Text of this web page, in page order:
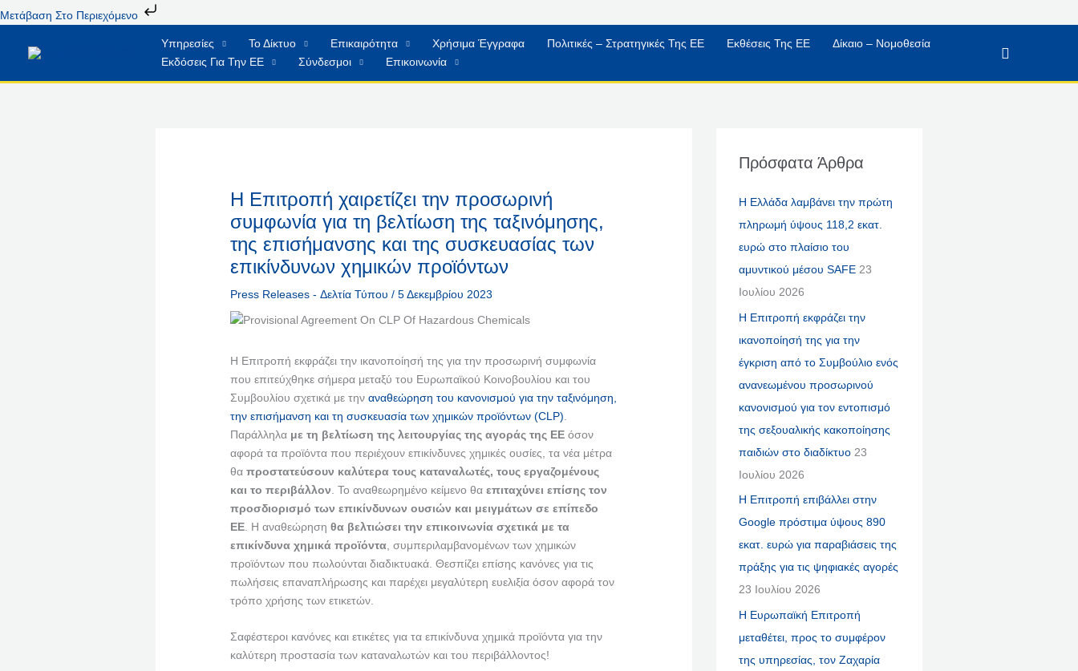
Μετάβαση Στο Περιεχόμενο
Στο
Περιεχόμενο
Υπηρεσίες Το Δίκτυο Επικαιρότητα Χρήσιμα Έγγραφα Πολιτικές – Στρατηγικές Της ΕΕ Εκθέσεις Της ΕΕ
Δίκαιο – Νομοθεσία
Εκδόσεις Για Την ΕΕ
Σύνδεσμοι Επικοινωνία
Αναζήτηση
Η Επιτροπή χαιρετίζει την προσωρινή
συμφωνία για τη βελτίωση της ταξινόμησης,
της επισήμανσης και της συσκευασίας των
επικίνδυνων χημικών προϊόντων
Press Releases - Δελτία Τύπου / 5 Δεκεμβρίου 2023
Η Επιτροπή εκφράζει την ικανοποίησή της για την προσωρινή συμφωνία
που επιτεύχθηκε σήμερα μεταξύ του Ευρωπαϊκού Κοινοβουλίου και του
Συμβουλίου σχετικά με την αναθεώρηση του κανονισμού για την ταξινόμηση,
την επισήμανση και τη συσκευασία των χημικών προϊόντων (CLP)
Παράλληλα με τη βελτίωση της λειτουργίας της αγοράς της ΕΕ όσον
αφορά τα προϊόντα που περιέχουν επικίνδυνες χημικές ουσίες, τα νέα μέτρα
θα προστατεύσουν καλύτερα τους καταναλωτές, τους εργαζομένους
και το περιβάλλον . Το αναθεωρημένο κείμενο θα επιταχύνει επίσης τον
προσδιορισμό των επικίνδυνων ουσιών και μειγμάτων σε επίπεδο
ΕΕ. Η αναθεώρηση θα βελτιώσει την επικοινωνία σχετικά με τα
επικίνδυνα χημικά προϊόντα, συμπεριλαμβανομένων των χημικών
προϊόντων που πωλούνται διαδικτυακά. Θεσπίζει επίσης κανόνες για τις
πωλήσεις επαναπλήρωσης και παρέχει μεγαλύτερη ευελιξία όσον αφορά τον
τρόπο χρήσης των ετικετών.
Σαφέστεροι κανόνες και ετικέτες για τα επικίνδυνα χημικά προϊόντα για την
καλύτερη προστασία των καταναλωτών και του περιβάλλοντος!
Πρόσφατα Άρθρα
Η Ελλάδα λαμβάνει την πρώτη
πληρωμή ύψους 118,2 εκατ.
ευρώ στο πλαίσιο του
αμυντικού μέσου SAFE 23
Ιουλίου 2026
Η Επιτροπή εκφράζει την
ικανοποίησή της για την
έγκριση από το Συμβούλιο ενός
ανανεωμένου προσωρινού
κανονισμού για τον εντοπισμό
της σεξουαλικής κακοποίησης
παιδιών στο διαδίκτυο 23
Ιουλίου 2026
Η Επιτροπή επιβάλλει στην
Google πρόστιμα ύψους 890
εκατ. ευρώ για παραβιάσεις της
πράξης για τις ψηφιακές αγορές
23 Ιουλίου 2026
Η Ευρωπαϊκή Επιτροπή
μεταθέτει, προς το συμφέρον
της υπηρεσίας, τον Ζαχαρία